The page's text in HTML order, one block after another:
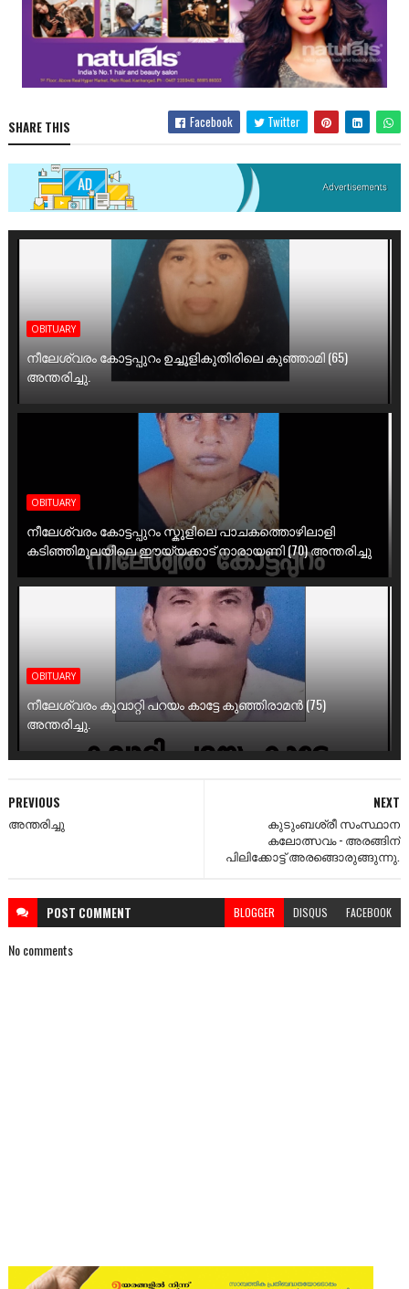
SHARE THIS Facebook Twitter
OBITUARY
നീലേശ്വരം കോട്ടപ്പുറം ഉച്ചൂളികുതിരിലെ കുഞ്ഞാമി (65)
അന്തരിച്ചു.
OBITUARY
നീലേശ്വരം കോട്ടപ്പുറം സ്കൂളിലെ പാചകത്തൊഴിലാളി
കടിഞ്ഞിമൂലയിലെ ഈയ്യക്കാട് നാരായണി (70) അന്തരിച്ചു
OBITUARY
നീലേശ്വരം കൂവാറ്റി പറയം കാട്ടേ കുഞ്ഞിരാമൻ (75)
അന്തരിച്ചു.
NEXT
കുടുംബശ്രീ സംസ്ഥാന
കലോത്സവം - അരങ്ങിന്
പിലിക്കോട്ട് അരങ്ങൊരുങ്ങുന്നു.
PREVIOUS
അന്തരിച്ചു
POST COMMENT BLOGGER DISQUS FACEBOOK
No comments